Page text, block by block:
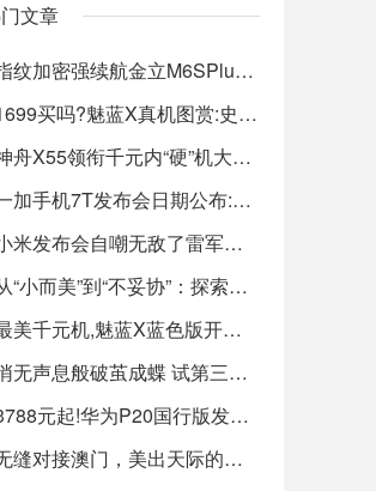
文章
指纹加密强续航金立M6SPlus商务好帮手
1699买吗?魅蓝X真机图赏:史上最好看
神舟X55领衔千元内“硬”机大盘点
一加手机7T发布会日期公布:将于北美和印度上市
小米发布会自嘲无敌了雷军人狠货不多
从“小而美”到“不妥协”：探索魅族2019年的
最美千元机,魅蓝X蓝色版开箱照,魅族颜值的代表
悄无声息般破茧成蝶 试第三代名爵6 PHEV
3788元起!华为P20国行版发布:惊艳外观+
无缝对接澳门，美出天际的横琴岛又要火了